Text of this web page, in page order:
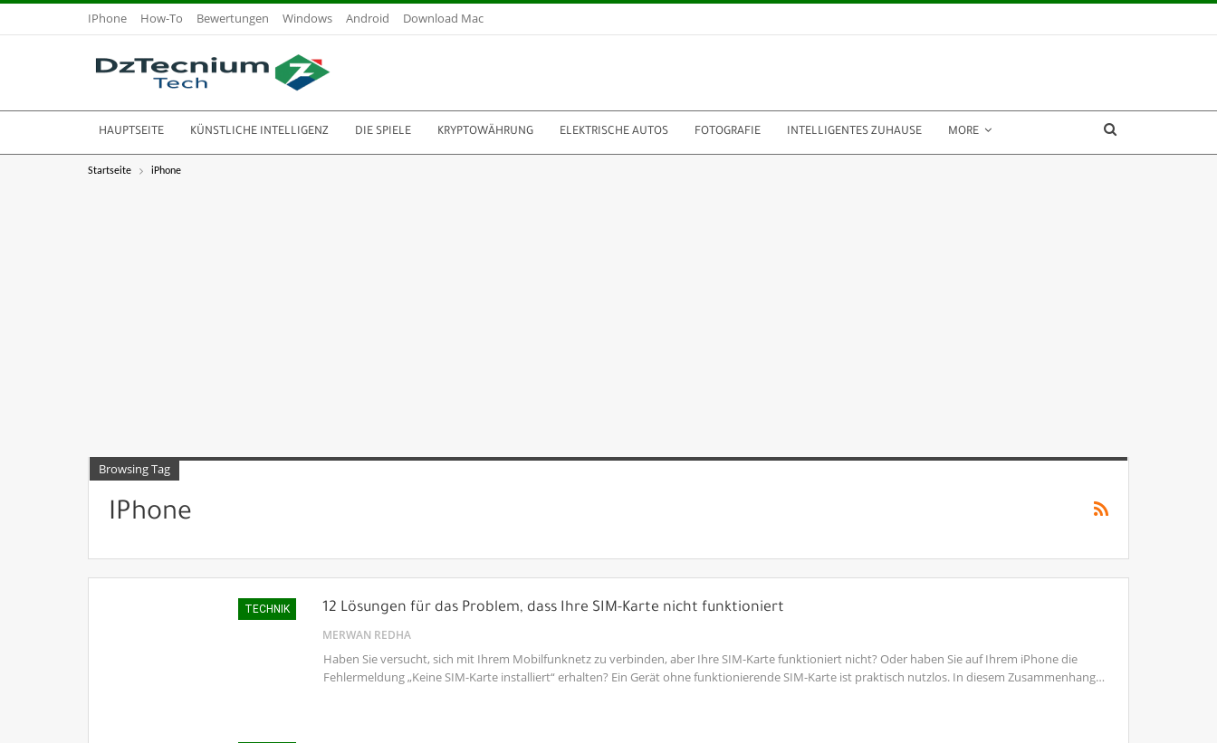
IPhone How-To Bewertungen Windows Android Download Mac
HAUPTSEITE KÜNSTLICHE INTELLIGENZ DIE SPIELE KRYPTOWÄHRUNG ELEKTRISCHE AUTOS FOTOGRAFIE INTELLIGENTES ZUHAUSE MORE
Startseite iPhone
Browsing Tag
IPhone
TECHNIK 12 Lösungen für das Problem, dass Ihre SIM-Karte nicht funktioniert
MERWAN REDHA
Haben Sie versucht, sich mit Ihrem Mobilfunknetz zu verbinden, aber Ihre SIM-Karte funktioniert nicht? Oder haben Sie auf Ihrem iPhone die
Fehlermeldung „Keine SIM-Karte installiert“ erhalten? Ein Gerät ohne funktionierende SIM-Karte ist praktisch nutzlos. In diesem Zusammenhang…